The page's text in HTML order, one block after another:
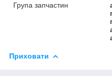
Група запчастин
Приховати